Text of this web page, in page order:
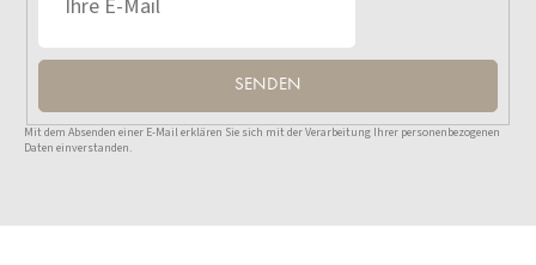
SENDEN
Mit dem Absenden einer E-Mail erklären Sie sich mit der Verarbeitung Ihrer personenbezogenen
Daten einverstanden.